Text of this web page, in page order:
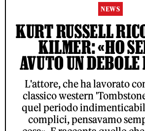
NEWS
KURT RUSSELL
KILMER: «HO
AVUTO UN
L'attore, che ha lavorato
classico western
quel periodo
complici, pensavamo